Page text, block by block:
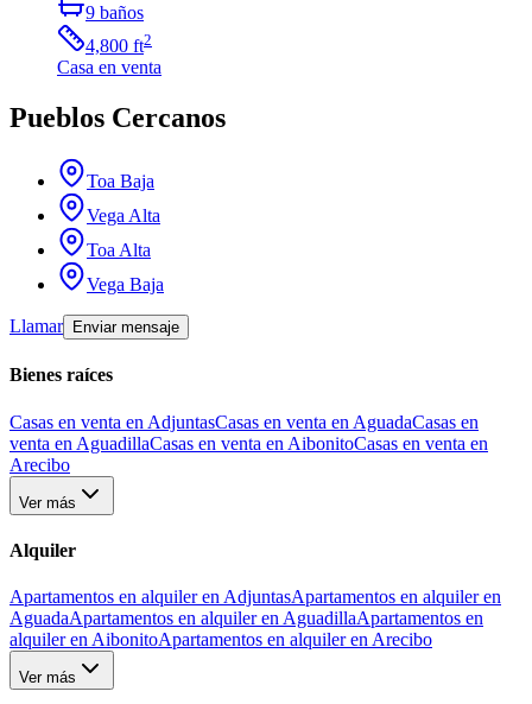
9 baños
4,800 ft2
Casa en venta
Pueblos Cercanos
Toa Baja
Vega Alta
Toa Alta
Vega Baja
Llamar Enviar mensaje
Bienes raíces
Casas en venta en AdjuntasCasas en venta en AguadaCasas en
venta en AguadillaCasas en venta en AibonitoCasas en venta en
Arecibo
Ver más
Alquiler
Apartamentos en alquiler en AdjuntasApartamentos en alquiler en
AguadaApartamentos en alquiler en AguadillaApartamentos en
alquiler en AibonitoApartamentos en alquiler en Arecibo
Ver más